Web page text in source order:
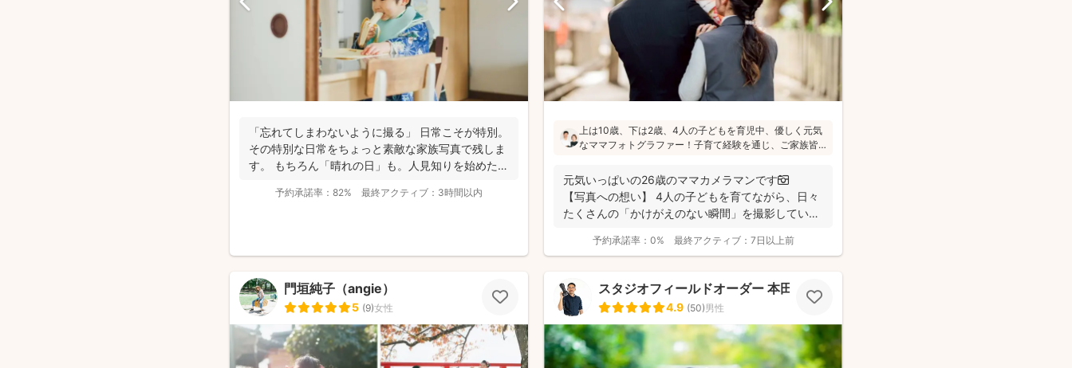
「忘れてしまわないように撮る」 日常こそが特別。
その特別な日常をちょっと素敵な家族写真で残しま
す。 もちろん「晴れの日」も。人見知りを始めた
予約承諾率： 82% 最終アクティブ： 3時間以内
上は10歳、下は2歳、4人の子どもを育児中、優しく元気
なママフォトグラファー！子育て経験を通じ、ご家族皆
ちを大切にしています！お子さんに無理がないよう、お
喋りしながら楽しく撮影していきます(^^)
元気いっぱいの26歳のママカメラマンです📷
【写真への想い】 4人の子どもを育てながら、日々
たくさんの「かけがえのない瞬間」を撮影してい
予約承諾率： 0% 最終アクティブ： 7日以上前
門垣純子（angie）
5 (9)女性
スタジオフィールドオーダー 本田 真康
4.9 (50)男性